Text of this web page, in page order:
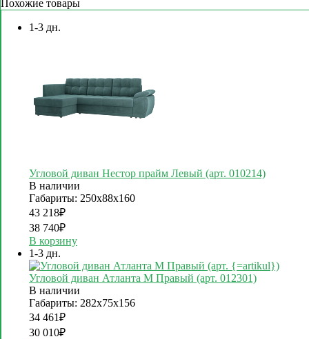
Похожие товары
1-3 дн.
Угловой диван Нестор прайм Левый (арт. 010214)
В наличии
Габариты: 250х88х160
43 218₽
38 740₽
В корзину
1-3 дн.
Угловой диван Атланта М Правый (арт. 012301)
В наличии
Габариты: 282х75х156
34 461₽
30 010₽